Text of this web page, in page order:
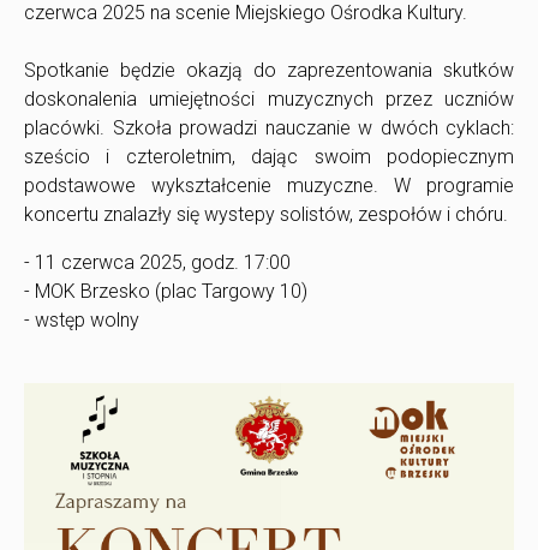
czerwca 2025 na scenie Miejskiego Ośrodka Kultury.
Spotkanie będzie okazją do zaprezentowania skutków
doskonalenia umiejętności muzycznych przez uczniów
placówki. Szkoła prowadzi nauczanie w dwóch cyklach:
sześcio i czteroletnim, dając swoim podopiecznym
podstawowe wykształcenie muzyczne. W programie
koncertu znalazły się wystepy solistów, zespołów i chóru.
- 11 czerwca 2025, godz. 17:00
- MOK Brzesko (plac Targowy 10)
- wstęp wolny